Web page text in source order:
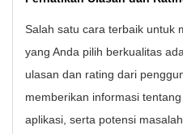
Salah satu cara terbaik untuk
yang Anda pilih berkualitas
ulasan dan rating dari
memberikan informasi
aplikasi, serta potensi